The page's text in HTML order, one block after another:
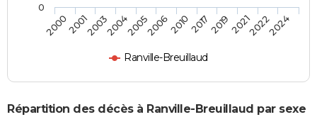
Ranville-Breuillaud
200020012003200420052006201020172019202120222024
0
Répartition des décès à Ranville-Breuillaud par sexe